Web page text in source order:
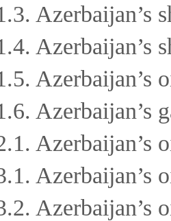
Azerbaijan’s